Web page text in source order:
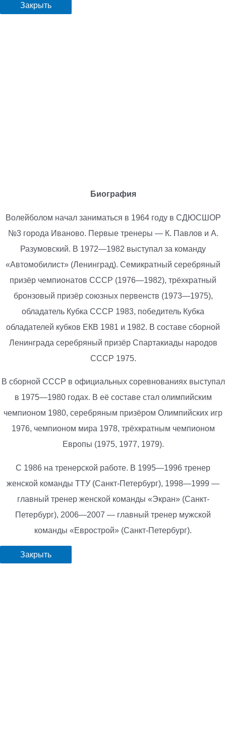
Закрыть
Биография
Волейболом начал заниматься в 1964 году в СДЮСШОР
№3 города Иваново. Первые тренеры — К. Павлов и А.
Разумовский. В 1972—1982 выступал за команду
«Автомобилист» (Ленинград). Семикратный серебряный
призёр чемпионатов СССР (1976—1982), трёхкратный
бронзовый призёр союзных первенств (1973—1975),
обладатель Кубка СССР 1983, победитель Кубка
обладателей кубков ЕКВ 1981 и 1982. В составе сборной
Ленинграда серебряный призёр Спартакиады народов
СССР 1975.
В сборной СССР в официальных соревнованиях выступал
в 1975—1980 годах. В её составе стал олимпийским
чемпионом 1980, серебряным призёром Олимпийских игр
1976, чемпионом мира 1978, трёхкратным чемпионом
Европы (1975, 1977, 1979).
С 1986 на тренерской работе. В 1995—1996 тренер
женской команды ТТУ (Санкт-Петербург), 1998—1999 —
главный тренер женской команды «Экран» (Санкт-
Петербург), 2006—2007 — главный тренер мужской
команды «Еврострой» (Санкт-Петербург).
Закрыть